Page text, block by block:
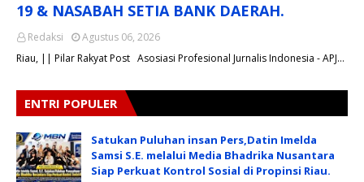
19 & NASABAH SETIA BANK DAERAH.
Redaksi
Agustus 06, 2026
Riau, || Pilar Rakyat Post Asosiasi Profesional Jurnalis Indonesia - APJ…
ENTRI POPULER
Satukan Puluhan insan Pers,Datin Imelda
Samsi S.E. melalui Media Bhadrika Nusantara
Siap Perkuat Kontrol Sosial di Propinsi Riau.